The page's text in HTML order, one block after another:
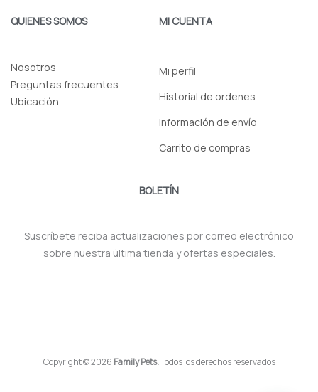
QUIENES SOMOS
Nosotros
Preguntas frecuentes
Ubicación
MI CUENTA
Mi perfil
Historial de ordenes
Información de envío
Carrito de compras
BOLETÍN
Suscríbete reciba actualizaciones por correo electrónico
sobre nuestra última tienda y ofertas especiales.
Copyright © 2026 Family Pets.Todos los derechos reservados